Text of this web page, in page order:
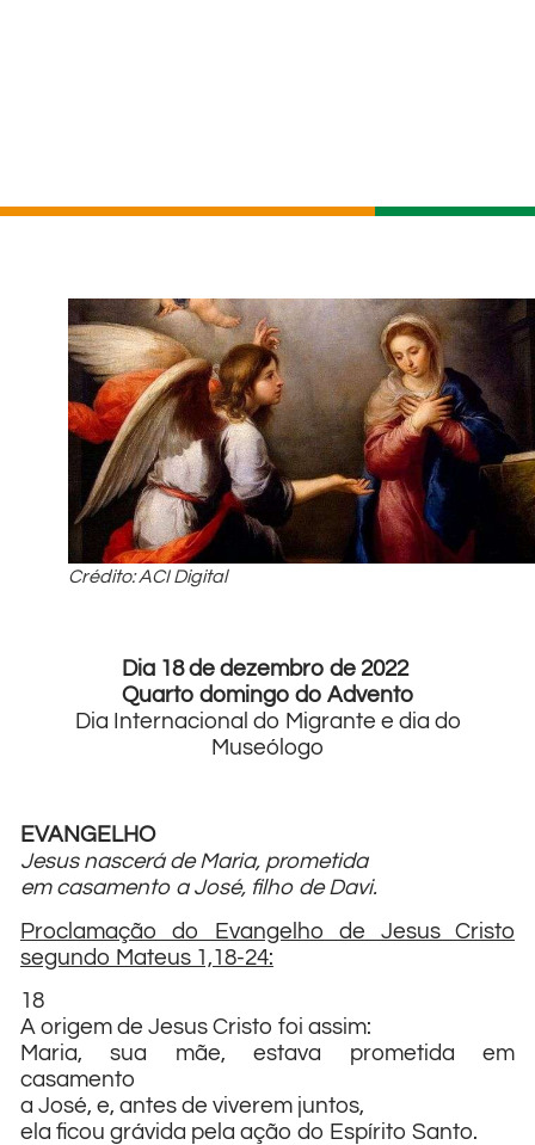
Crédito: ACI Digital
Dia 18 de dezembro de 2022
Quarto domingo do Advento
Dia Internacional do Migrante e dia do
Museólogo
EVANGELHO
Jesus nascerá de Maria, prometida
em casamento a José, filho de Davi.
Proclamação do Evangelho de Jesus Cristo
segundo Mateus 1,18-24:
18
A origem de Jesus Cristo foi assim:
Maria, sua mãe, estava prometida em
casamento
a José, e, antes de viverem juntos,
ela ficou grávida pela ação do Espírito Santo.